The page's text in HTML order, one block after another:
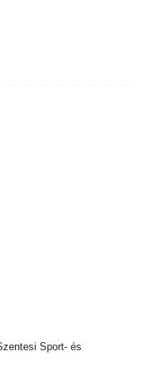
Sport- és